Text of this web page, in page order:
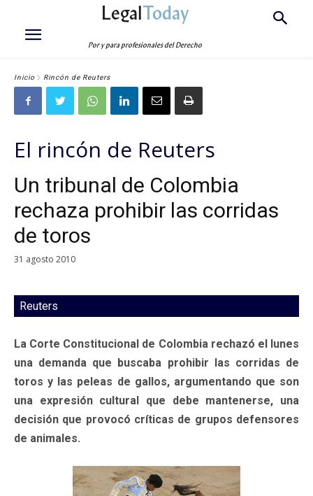
LegalToday
Por y para profesionales del Derecho
Inicio Rincón de Reuters
El rincón de Reuters
Un tribunal de Colombia
rechaza prohibir las corridas
de toros
31 agosto 2010
Reuters
La Corte Constitucional de Colombia rechazó el lunes
una demanda que buscaba prohibir las corridas de
toros y las peleas de gallos, argumentando que son
una expresión cultural que debe mantenerse, una
decisión que provocó críticas de grupos defensores
de animales.